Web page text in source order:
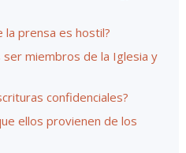
la prensa es hostil?
miembros de la Iglesia y
confidenciales?
ellos provienen de los